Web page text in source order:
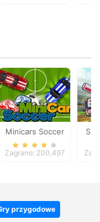
Golf
Minicars Soccer
Zagrano: 200,497
przygodowe